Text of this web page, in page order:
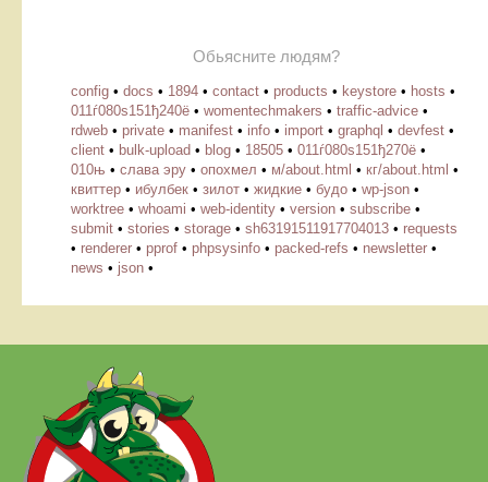
Обьясните людям?
config • docs • 1894 • contact • products • keystore • hosts •
011ѓ080ѕ151ђ240ё • womentechmakers • traffic-advice •
rdweb • private • manifest • info • import • graphql • devfest •
client • bulk-upload • blog • 18505 • 011ѓ080ѕ151ђ270ё •
010њ • слава эру • опохмел • м/about.html • кг/about.html •
квиттер • ибулбек • зилот • жидкие • будо • wp-json •
worktree • whoami • web-identity • version • subscribe •
submit • stories • storage • sh63191511917704013 • requests
• renderer • pprof • phpsysinfo • packed-refs • newsletter •
news • json •